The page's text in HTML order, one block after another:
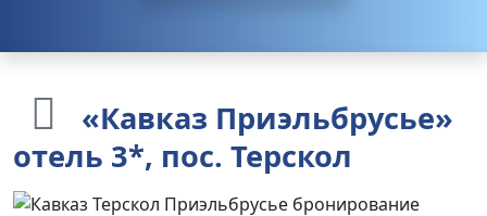
«Кавказ Приэльбрусье»
отель 3*, пос. Терскол